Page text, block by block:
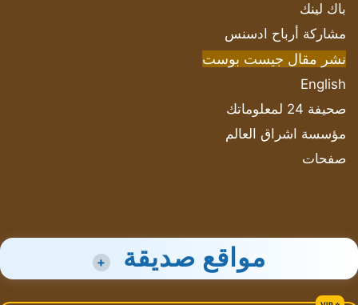
باك لينك
مشاركة أرباح ادسنس
نشر مقال جيست بوست
English
صحيفة 24 لمعلوماتك
مؤسسة اشراق العالم
صفحات
مواقع صديقة +